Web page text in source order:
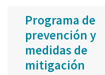
Programa de
prevención y
medidas de
mitigación